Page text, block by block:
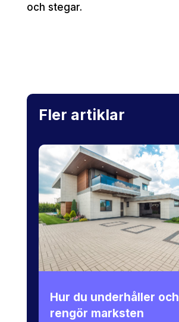
och stegar.
Fler artiklar
Hur du underhåller och
rengör marksten